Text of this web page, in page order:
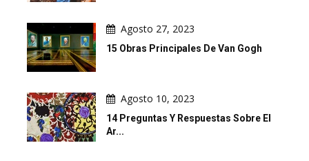
Agosto 27, 2023
15 Obras Principales De Van Gogh
Agosto 10, 2023
14 Preguntas Y Respuestas Sobre El
Ar...